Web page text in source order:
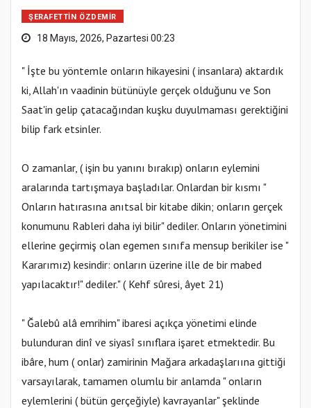
ŞERAFETTIN ÖZDEMIR
18 Mayıs, 2026, Pazartesi 00:23
" İşte bu yöntemle onların hikayesini ( insanlara) aktardık
ki, Allah'ın vaadinin bütünüyle gerçek olduğunu ve Son
Saat'in gelip çatacağından kuşku duyulmaması gerektiğini
bilip fark etsinler.
O zamanlar, ( işin bu yanını bırakıp) onların eylemini
aralarında tartışmaya başladılar. Onlardan bir kısmı "
Onların hatırasına anıtsal bir kitabe dikin; onların gerçek
konumunu Rableri daha iyi bilir" dediler. Onların yönetimini
ellerine geçirmiş olan egemen sınıfa mensup berikiler ise "
Kararımız) kesindir: onların üzerine ille de bir mabed
yapılacaktır!" dediler." ( Kehf sûresi, âyet 21)
" Ğalebû alâ emrihim" ibaresi açıkça yönetimi elinde
bulunduran dinî ve siyasî sınıflara işaret etmektedir. Bu
ibâre, hum ( onlar) zamirinin Mağara arkadaşlarıına gittiği
varsayılarak, tamamen olumlu bir anlamda " onların
eylemlerini ( bütün gerçeğiyle) kavrayanlar" şeklinde